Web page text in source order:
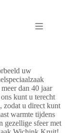
uw
dan 40 jaar
kunt u terecht
zodat u direct kunt
warmte tijdens
gezellige sfeer met